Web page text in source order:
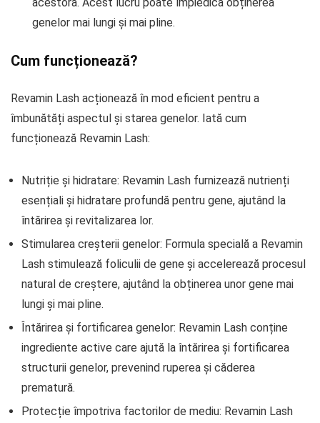
genelor mai lungi și mai pline.
Cum funcționează?
Revamin Lash acționează în mod eficient pentru a
îmbunătăți aspectul și starea genelor. Iată cum
funcționează Revamin Lash:
Nutriție și hidratare: Revamin Lash furnizează nutrienți
esențiali și hidratare profundă pentru gene, ajutând la
întărirea și revitalizarea lor.
Stimularea creșterii genelor: Formula specială a Revamin
Lash stimulează foliculii de gene și accelerează procesul
natural de creștere, ajutând la obținerea unor gene mai
lungi și mai pline.
Întărirea și fortificarea genelor: Revamin Lash conține
ingrediente active care ajută la întărirea și fortificarea
structurii genelor, prevenind ruperea și căderea
prematură.
Protecție împotriva factorilor de mediu: Revamin Lash